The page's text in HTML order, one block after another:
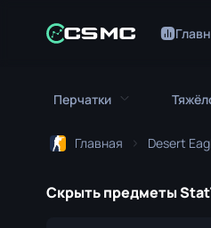
Перчатки
Перчатки Кровавый
Главная Desert
Скрыть предметы